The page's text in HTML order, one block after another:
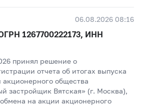
06.08.2026 08:16
1267700222173, ИНН
принял решение о
отчета об итогах выпуска
общества
застройщик Вятская» (г. Москва),
на акции акционерного